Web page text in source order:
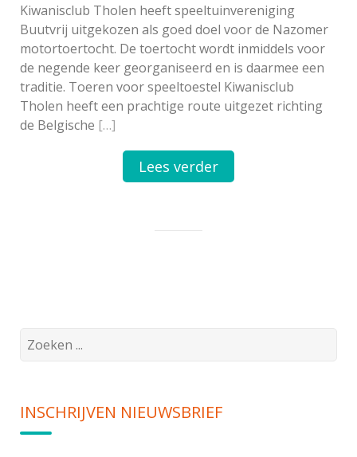
Kiwanisclub Tholen heeft speeltuinvereniging
Buutvrij uitgekozen als goed doel voor de Nazomer
motortoertocht. De toertocht wordt inmiddels voor
de negende keer georganiseerd en is daarmee een
traditie. Toeren voor speeltoestel Kiwanisclub
Tholen heeft een prachtige route uitgezet richting
de Belgische […]
Lees verder
Search
INSCHRIJVEN NIEUWSBRIEF